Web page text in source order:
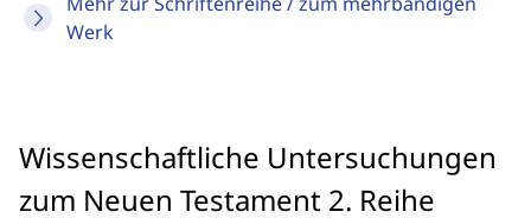
Werk
Wissenschaftliche Untersuchungen
zum Neuen Testament 2. Reihe